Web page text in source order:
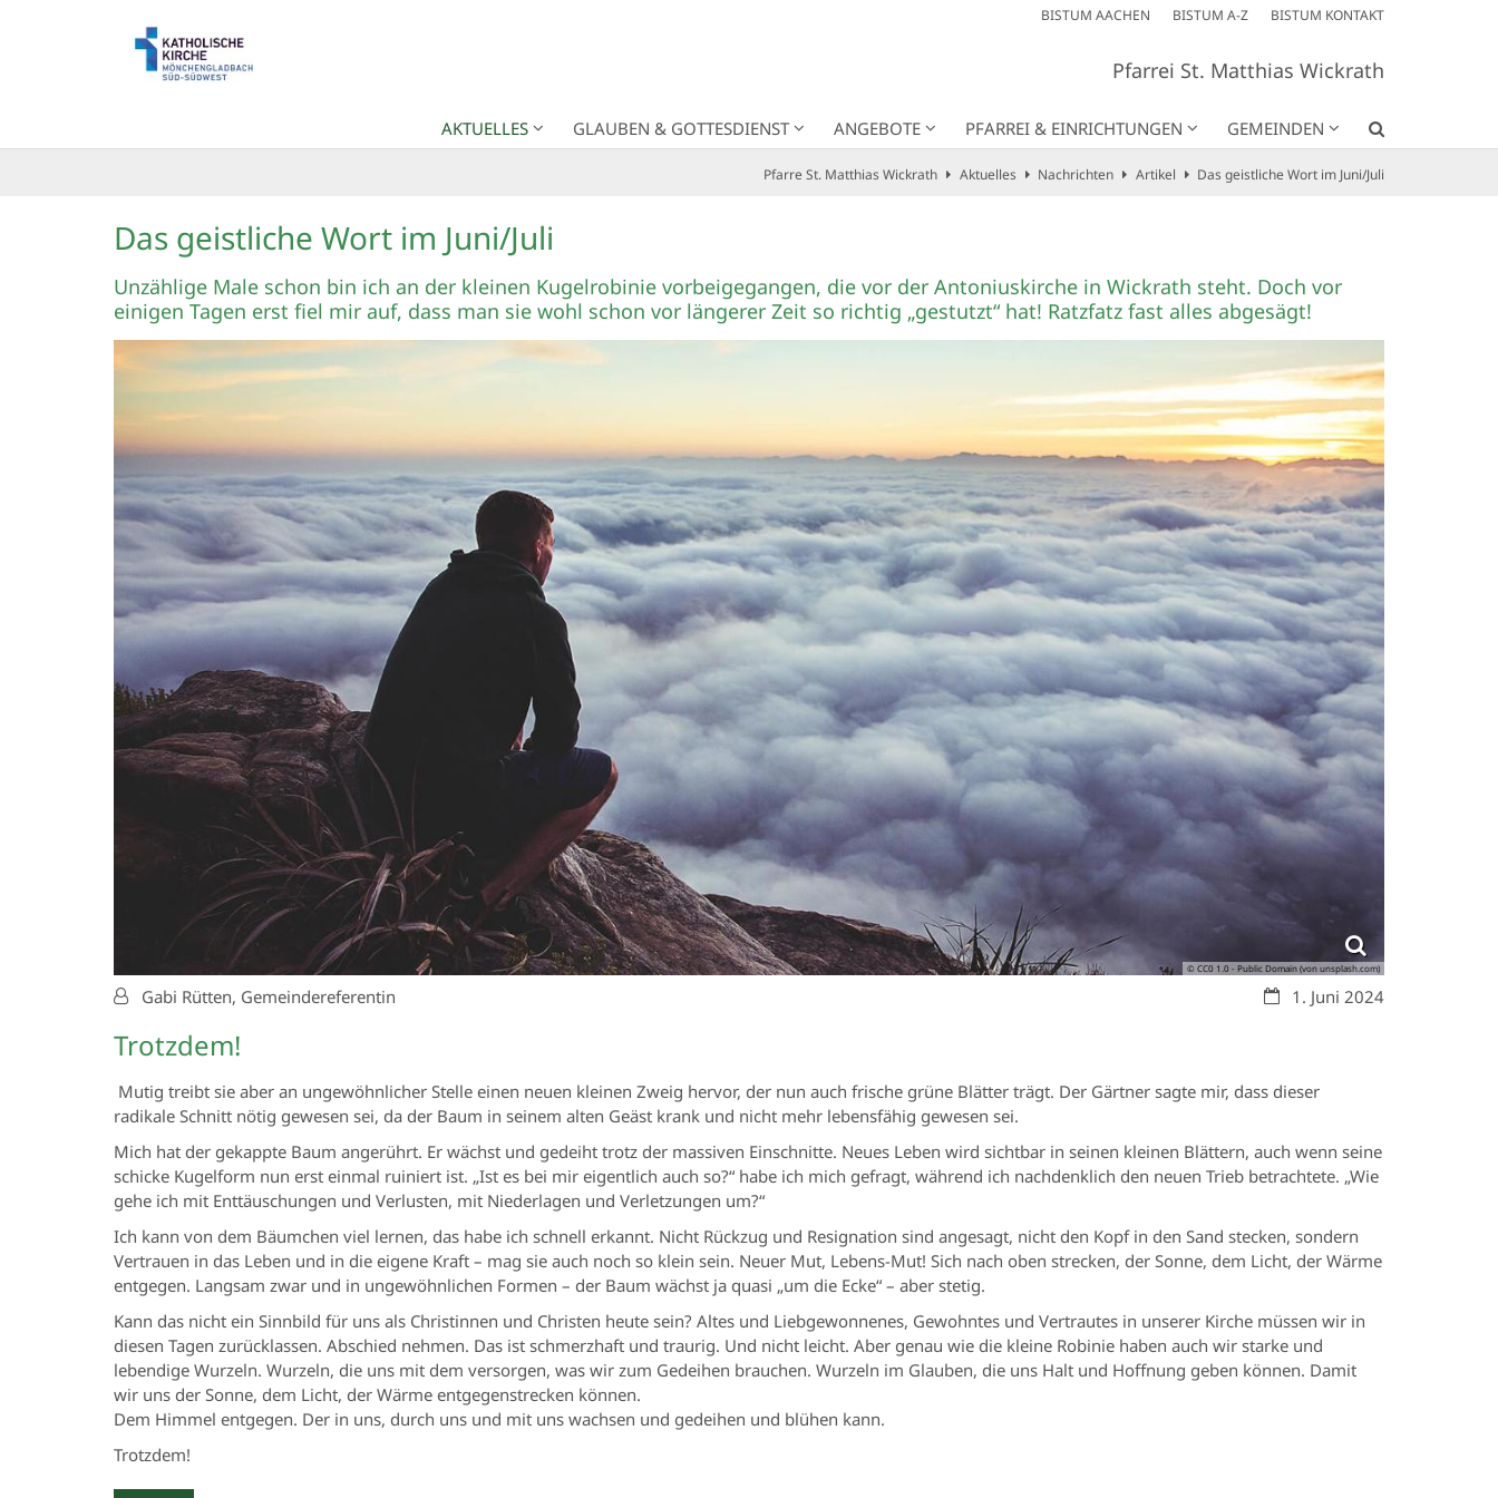
BISTUM AACHEN BISTUM A-Z BISTUM KONTAKT
Pfarrei St. Matthias Wickrath
AKTUELLES GLAUBEN & GOTTESDIENST ANGEBOTE PFARREI & EINRICHTUNGEN GEMEINDEN
Pfarre St. Matthias Wickrath Aktuelles Nachrichten Artikel Das geistliche Wort im Juni/Juli
Das geistliche Wort im Juni/Juli
Unzählige Male schon bin ich an der kleinen Kugelrobinie vorbeigegangen, die vor der Antoniuskirche in Wickrath steht. Doch vor
einigen Tagen erst fiel mir auf, dass man sie wohl schon vor längerer Zeit so richtig „gestutzt“ hat! Ratzfatz fast alles abgesägt!
© CC0 1.0 - Public Domain (von unsplash.com)
Datum:1. Juni 2024
Von:Gabi Rütten, Gemeindereferentin
Trotzdem!
Mutig treibt sie aber an ungewöhnlicher Stelle einen neuen kleinen Zweig hervor, der nun auch frische grüne Blätter trägt. Der Gärtner sagte mir, dass dieser
radikale Schnitt nötig gewesen sei, da der Baum in seinem alten Geäst krank und nicht mehr lebensfähig gewesen sei.
Mich hat der gekappte Baum angerührt. Er wächst und gedeiht trotz der massiven Einschnitte. Neues Leben wird sichtbar in seinen kleinen Blättern, auch wenn seine
schicke Kugelform nun erst einmal ruiniert ist. „Ist es bei mir eigentlich auch so?“ habe ich mich gefragt, während ich nachdenklich den neuen Trieb betrachtete. „Wie
gehe ich mit Enttäuschungen und Verlusten, mit Niederlagen und Verletzungen um?“
Ich kann von dem Bäumchen viel lernen, das habe ich schnell erkannt. Nicht Rückzug und Resignation sind angesagt, nicht den Kopf in den Sand stecken, sondern
Vertrauen in das Leben und in die eigene Kraft – mag sie auch noch so klein sein. Neuer Mut, Lebens-Mut! Sich nach oben strecken, der Sonne, dem Licht, der Wärme
entgegen. Langsam zwar und in ungewöhnlichen Formen – der Baum wächst ja quasi „um die Ecke“ – aber stetig.
Kann das nicht ein Sinnbild für uns als Christinnen und Christen heute sein? Altes und Liebgewonnenes, Gewohntes und Vertrautes in unserer Kirche müssen wir in
diesen Tagen zurücklassen. Abschied nehmen. Das ist schmerzhaft und traurig. Und nicht leicht. Aber genau wie die kleine Robinie haben auch wir starke und
lebendige Wurzeln. Wurzeln, die uns mit dem versorgen, was wir zum Gedeihen brauchen. Wurzeln im Glauben, die uns Halt und Hoffnung geben können. Damit
wir uns der Sonne, dem Licht, der Wärme entgegenstrecken können.
Dem Himmel entgegen. Der in uns, durch uns und mit uns wachsen und gedeihen und blühen kann.
Trotzdem!